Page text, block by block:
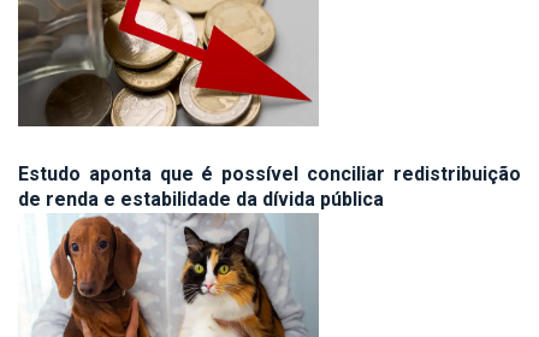
Estudo aponta que é possível conciliar redistribuição
de renda e estabilidade da dívida pública